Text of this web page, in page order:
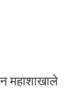
महाशाखाले